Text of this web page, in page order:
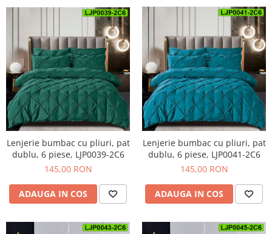
Lenjerie bumbac cu pliuri, pat
dublu, 6 piese, LJP0039-2C6
145,00 RON
ADAUGA IN COS
Lenjerie bumbac cu pliuri, pat
dublu, 6 piese, LJP0041-2C6
145,00 RON
ADAUGA IN COS